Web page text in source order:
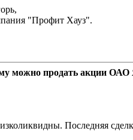
"Профит Хауз".
можно продать акции
Последняя